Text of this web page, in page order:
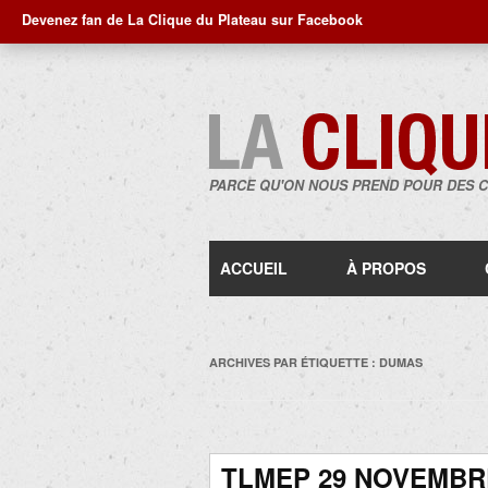
Devenez fan de La Clique du Plateau sur Facebook
PARCE QU'ON NOUS PREND POUR DES
ACCUEIL À PROPOS
ARCHIVES PAR ÉTIQUETTE : DUMAS
TLMEP 29